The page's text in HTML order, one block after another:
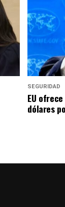
SEGURIDAD
EU
dólares